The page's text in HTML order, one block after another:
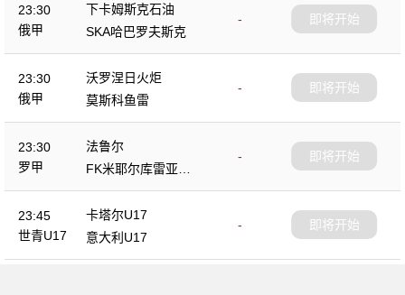
23:30
俄甲
下卡姆斯克石油
-
SKA哈巴罗夫斯克
即将开始
23:30
俄甲
沃罗涅日火炬
-
莫斯科鱼雷
即将开始
23:30
罗甲
法鲁尔
-
FK米耶尔库雷亚丘
克
即将开始
23:45
世青U17
卡塔尔U17
-
意大利U17
即将开始